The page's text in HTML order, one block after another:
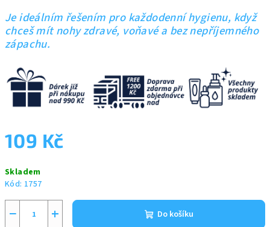
Je ideálním řešením pro každodenní hygienu, když
chceš mít nohy zdravé, voňavé a bez nepříjemného
zápachu.
109 Kč
cena:
Skladem
Kód: 1757
+
− Do košíku